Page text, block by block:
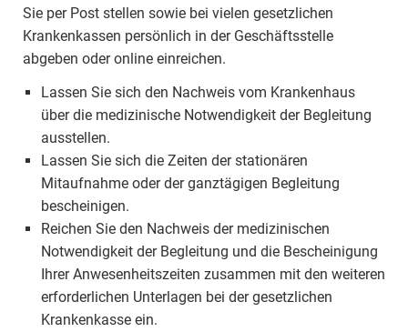
Sie per Post stellen sowie bei vielen gesetzlichen
Krankenkassen persönlich in der Geschäftsstelle
abgeben oder online einreichen.
Lassen Sie sich den Nachweis vom Krankenhaus
über die medizinische Notwendigkeit der Begleitung
ausstellen.
Lassen Sie sich die Zeiten der stationären
Mitaufnahme oder der ganztägigen Begleitung
bescheinigen.
Reichen Sie den Nachweis der medizinischen
Notwendigkeit der Begleitung und die Bescheinigung
Ihrer Anwesenheitszeiten zusammen mit den weiteren
erforderlichen Unterlagen bei der gesetzlichen
Krankenkasse ein.